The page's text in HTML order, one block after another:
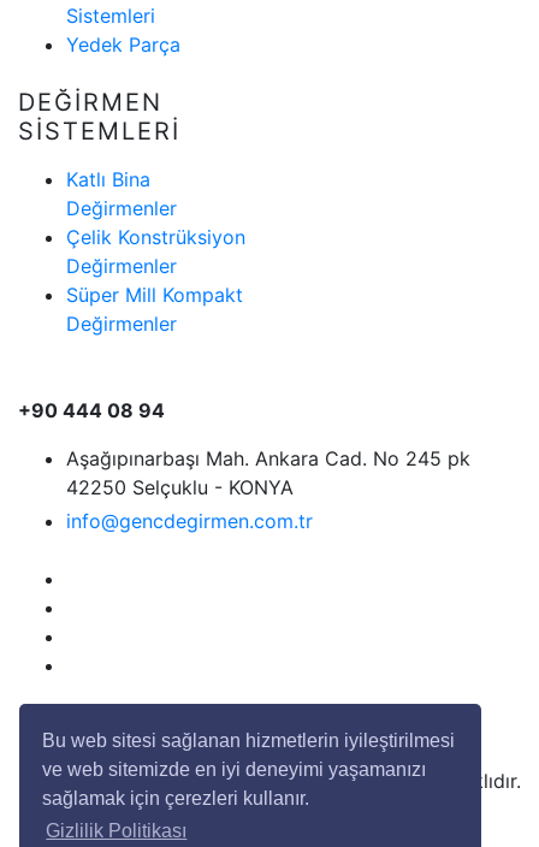
Bu web sitesi sağlanan hizmetlerin iyileştirilmesi
ve web sitemizde en iyi deneyimi yaşamanızı
sağlamak için çerezleri kullanır.
Gizlilik Politikası
Sistemleri
Yedek Parça
DEĞİRMEN
SİSTEMLERİ
Katlı Bina
Değirmenler
Çelik Konstrüksiyon
Değirmenler
Süper Mill Kompakt
Değirmenler
+90 444 08 94
Aşağıpınarbaşı Mah. Ankara Cad. No 245 pk
42250 Selçuklu - KONYA
info@gencdegirmen.com.tr
Copyright © 2020 Genç Değirmen Tüm hakları saklıdır.